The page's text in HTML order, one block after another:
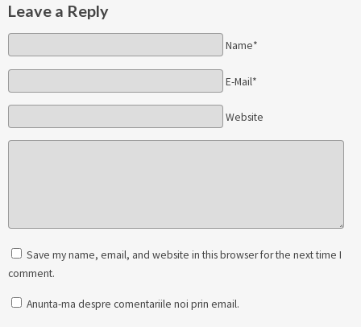
Leave a Reply
Name*
E-Mail*
Website
Save my name, email, and website in this browser for the next time I
comment.
Anunta-ma despre comentariile noi prin email.